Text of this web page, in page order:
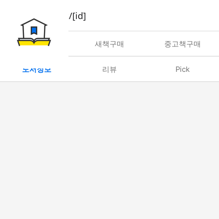
book/rent/[id]
대여 새책구매 중고책구매
도서정보 리뷰 Pick